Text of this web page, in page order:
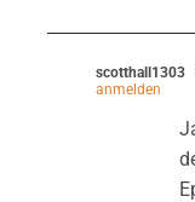
scotthall1303
anmelden